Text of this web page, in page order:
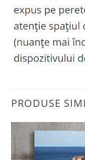
PRODUSE